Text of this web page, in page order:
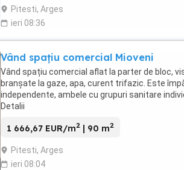
Pitesti, Arges
ieri 08:36
Vând spațiu comercial Mioveni
Vând spațiu comercial aflat la parter de bloc,
branșate la gaze, apa, curent trifazic. Este
independente, ambele cu grupuri sanitare
Detalii
1 666,67 EUR/m2 | 90 m2
Pitesti, Arges
ieri 08:04